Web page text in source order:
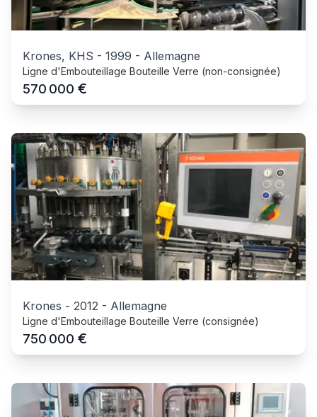
Krones, KHS - 1999 - Allemagne
Ligne d'Embouteillage Bouteille Verre (non-consignée)
570 000 €
Krones - 2012 - Allemagne
Ligne d'Embouteillage Bouteille Verre (consignée)
750 000 €